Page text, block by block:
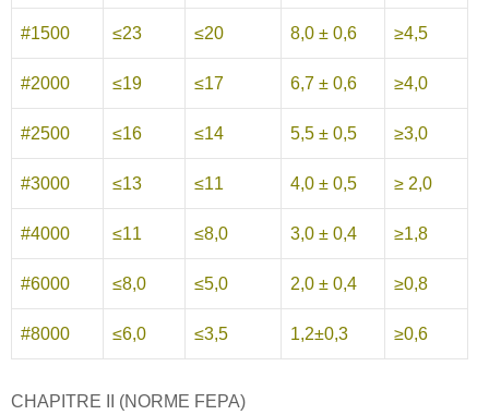
#1500 ≤23 ≤20 8,0 ± 0,6 ≥4,5
#2000 ≤19 ≤17 6,7 ± 0,6 ≥4,0
#2500 ≤16 ≤14 5,5 ± 0,5 ≥3,0
#3000 ≤13 ≤11 4,0 ± 0,5 ≥ 2,0
#4000 ≤11 ≤8,0 3,0 ± 0,4 ≥1,8
#6000 ≤8,0 ≤5,0 2,0 ± 0,4 ≥0,8
#8000 ≤6,0 ≤3,5 1,2±0,3 ≥0,6
CHAPITRE II (NORME FEPA)